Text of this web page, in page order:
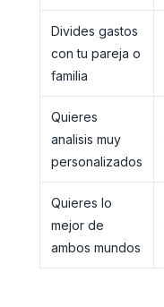
Divides gastos
con tu pareja o
familia
Quieres
analisis muy
personalizados
Quieres lo
mejor de
ambos mundos